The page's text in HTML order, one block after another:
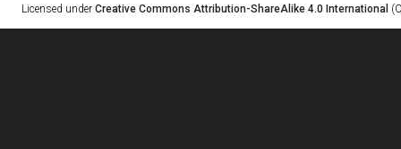
Licensed under Creative Commons Attribution-ShareAlike 4.0 International